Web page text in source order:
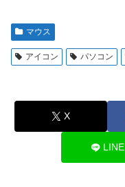
マウス
アイコン パソコン
X
LINE